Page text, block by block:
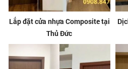
Lắp đặt cửa nhựa Composite tại
Thủ Đức